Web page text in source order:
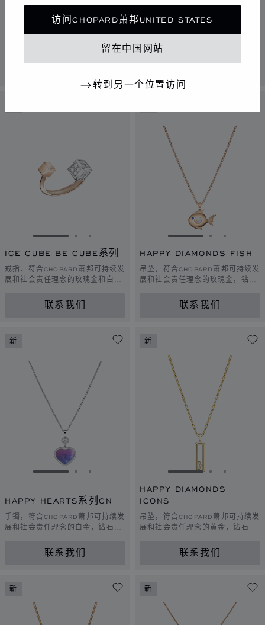
访问CHOPARD萧邦UNITED STATES
留在中国网站
转到另一个位置访问
HAPPY DIAMONDS
吊坠，符合CHOPARD萧邦可持续发
展和社会责任理念的玫瑰金，钻石
吊坠、白金、钻石
转到幻灯片 1转到幻灯片 2
转到幻灯片 3
ICE CUBE BE CUBE系列
戒指、符合CHOPARD萧邦可持续发
展和社会责任理念的玫瑰金和白
联系我们
转到幻灯片 1转到幻灯
转到幻
HAPPY DIAMONDS FISH
吊坠，符合CHOPARD萧邦可持续发
展和社会责任理念的玫瑰金，钻
联系我们
新
转到幻灯片 1转到幻灯片 2
转到幻灯片 3
HAPPY HEARTS系列CN
手镯，符合CHOPARD萧邦可持续发
展和社会责任理念的白金，钻石，
联系我们
新
转到幻灯片 1转到幻灯
转到幻
HAPPY DIAMONDS
ICONS
吊坠，符合CHOPARD萧邦可持续发
展和社会责任理念的黄金，钻石
联系我们
新 新